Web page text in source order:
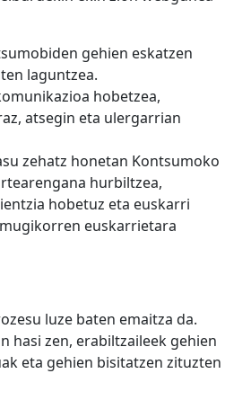
gehien eskatzen
laguntzea.
hobetzea,
atsegin eta ulergarrian
zehatz honetan Kontsumoko
hurbiltzea,
hobetuz eta euskarri
euskarrietara
luze baten emaitza da.
hasi zen, erabiltzaileek gehien
eta gehien bisitatzen zituzten